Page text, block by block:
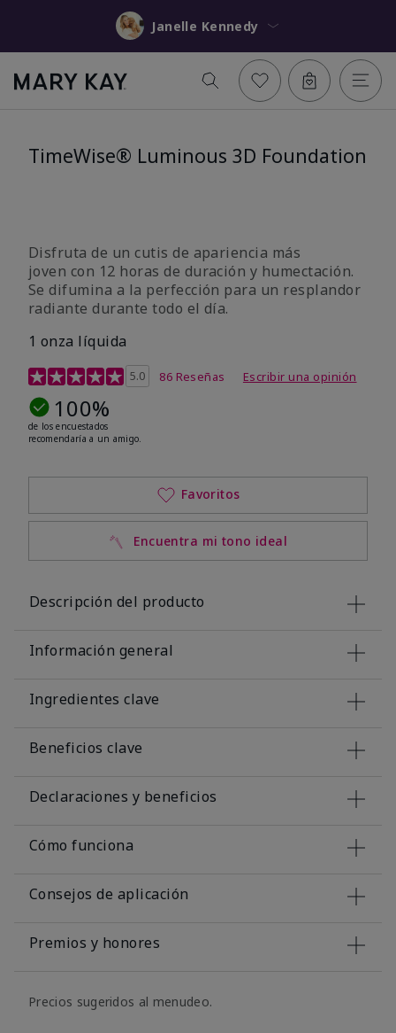
Janelle Kennedy
TimeWise® Luminous 3D Foundation
Disfruta de un cutis de apariencia más
joven con 12 horas de duración y humectación.
Se difumina a la perfección para un resplandor
radiante durante todo el día.
1 onza líquida
Calificación de clientes de 3,4 de 5
5.0 86 Reseñas Escribir una opinión
100%
de los encuestados
recomendaría a un amigo.
Encuentra mi tono ideal
Favoritos
Descripción del producto
Información general
Ingredientes clave
Beneficios clave
Declaraciones y beneficios
Cómo funciona
Consejos de aplicación
Premios y honores
Precios sugeridos al menudeo.